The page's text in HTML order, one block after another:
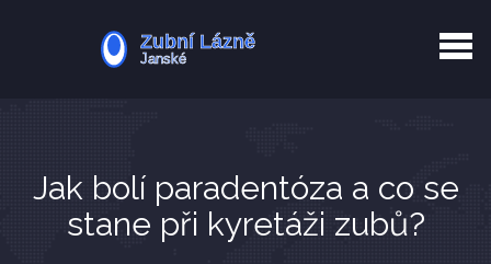
Zotavení po extrakci
Jak bolí paradentóza a co se
stane při kyretáži zubů?